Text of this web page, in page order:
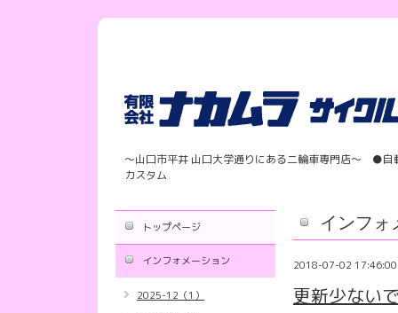
〜山口市平井 山口大学通りにある二輪車専門店〜 ●
カスタム
インフォ
2018-07-02 17:46:00
更新少ない
トップページ
インフォメーション
2025-12（1）